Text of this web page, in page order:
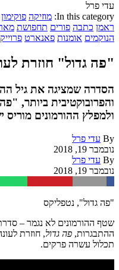
עדי פרל
In this category: מוזיקה פוקימון
ראמן כתבה פורים תחפושת
הנוקמים אומנות פאנארט
"פה גדול" חוזרת
הסדרה שמציגה את גיל
והפרובוקטיבית ביותר,
ולמפלץ ההורמונים
By עדי פרל
נובמבר 19, 2018
By עדי פרל
נובמבר 19, 2018
"פה גדול", נטפליקס
שטף ההורמונים לא נגמר –
ההתבגרות, פה גדול, חוזרת
תכלול עשרה פרקים.